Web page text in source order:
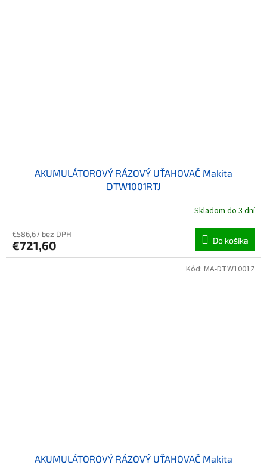
AKUMULÁTOROVÝ RÁZOVÝ UŤAHOVAČ Makita
DTW1001RTJ
Skladom do 3 dní
€586,67 bez DPH
€721,60 Do košíka
AKUMULÁTOROVÝ RÁZOVÝ UŤAHOVAČ Makita
Kód: MA-DTW1001Z